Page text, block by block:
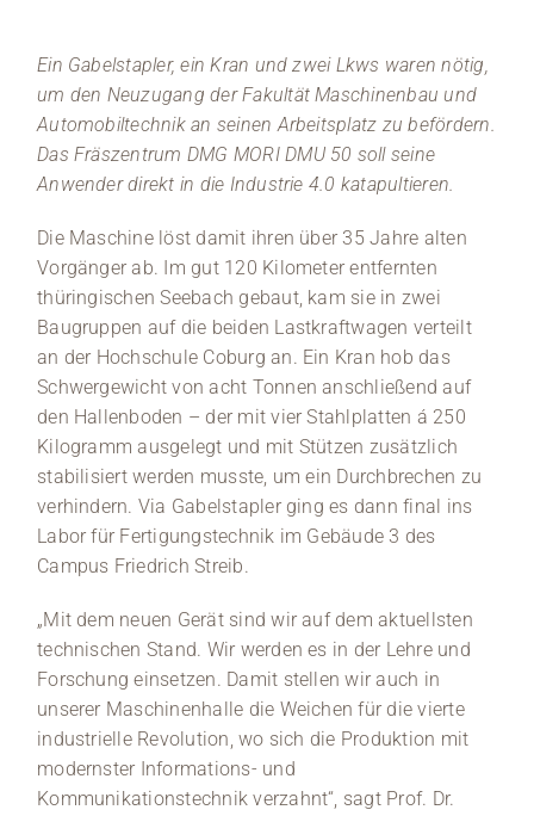
Ein Gabelstapler, ein Kran und zwei Lkws waren nötig,
um den Neuzugang der Fakultät Maschinenbau und
Automobiltechnik an seinen Arbeitsplatz zu befördern.
Das Fräszentrum DMG MORI DMU 50 soll seine
Anwender direkt in die Industrie 4.0 katapultieren.
Die Maschine löst damit ihren über 35 Jahre alten
Vorgänger ab. Im gut 120 Kilometer entfernten
thüringischen Seebach gebaut, kam sie in zwei
Baugruppen auf die beiden Lastkraftwagen verteilt
an der Hochschule Coburg an. Ein Kran hob das
Schwergewicht von acht Tonnen anschließend auf
den Hallenboden – der mit vier Stahlplatten á 250
Kilogramm ausgelegt und mit Stützen zusätzlich
stabilisiert werden musste, um ein Durchbrechen zu
verhindern. Via Gabelstapler ging es dann final ins
Labor für Fertigungstechnik im Gebäude 3 des
Campus Friedrich Streib.
„Mit dem neuen Gerät sind wir auf dem aktuellsten
technischen Stand. Wir werden es in der Lehre und
Forschung einsetzen. Damit stellen wir auch in
unserer Maschinenhalle die Weichen für die vierte
industrielle Revolution, wo sich die Produktion mit
modernster Informations- und
Kommunikationstechnik verzahnt“, sagt Prof. Dr.